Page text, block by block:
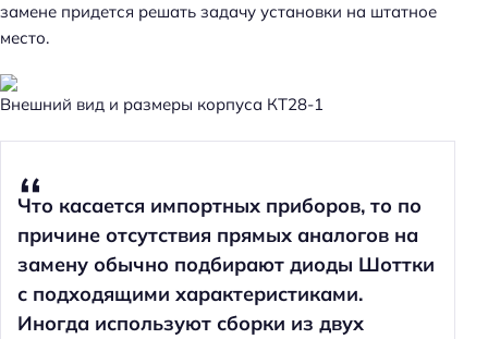
замене придется решать задачу установки на штатное
место.
Внешний вид и размеры корпуса КТ28-1
Что касается импортных приборов, то по
причине отсутствия прямых аналогов на
замену обычно подбирают диоды Шоттки
с подходящими характеристиками.
Иногда используют сборки из двух